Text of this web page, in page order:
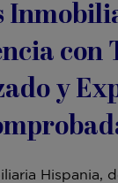
con
y
Hispania,